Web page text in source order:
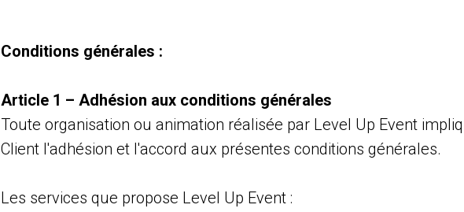
Conditions générales :
Article 1 – Adhésion aux conditions générales
Toute organisation ou animation réalisée par Level Up Event
Client l'adhésion et l'accord aux présentes conditions générales.
Les services que propose Level Up Event :